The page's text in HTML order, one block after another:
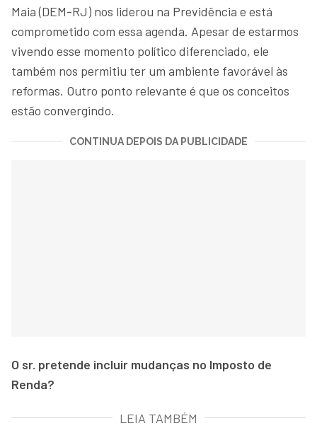
Maia (DEM-RJ) nos liderou na Previdência e está
comprometido com essa agenda. Apesar de estarmos
vivendo esse momento político diferenciado, ele
também nos permitiu ter um ambiente favorável às
reformas. Outro ponto relevante é que os conceitos
estão convergindo.
CONTINUA DEPOIS DA PUBLICIDADE
O sr. pretende incluir mudanças no Imposto de
Renda?
LEIA TAMBÉM